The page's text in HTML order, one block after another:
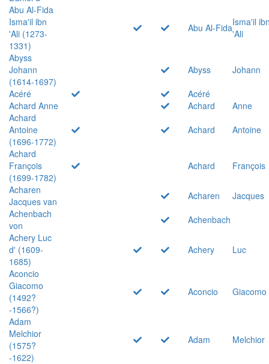
Abu Al-Fida
Isma'il ibn
'Ali (1273-
1331)
Abu Al-FidaIsma'il
'Ali
Abyss
Johann
(1614-1697)
Abyss
Johann
Acéré
Acéré
Achard Anne
Achard
Anne
Achard
Antoine
(1696-1772)
Achard
Antoine
Achard
François
(1699-1782)
Achard
François
Acharen
Jacques van
Acharen
Jacques
Achenbach
von
Achenbach
Achery Luc
d' (1609-
1685)
Achery
Luc
Aconcio
Giacomo
(1492?
-1566?)
Aconcio Giacomo
Adam
Melchior
(1575?
-1622)
Adam Melchior